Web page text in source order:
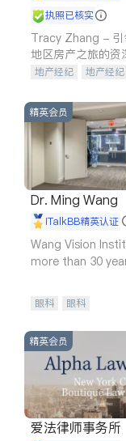
执照已核实
Tracy Zhang - 引
地区房产之旅的资
地产经纪
地产经纪
商铺租售
开发商
精英会员
Dr. Ming Wang
iTalkBB精英认证
Wang Vision
more than 30
眼科 眼科
精英会员
爱法律师事务所